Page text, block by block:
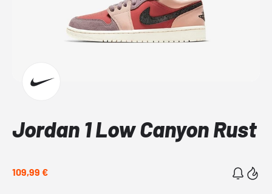
Jordan 1 Low Canyon Rust
109,99 €